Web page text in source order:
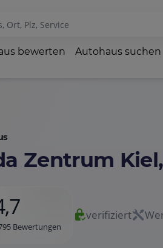
bewerten Autohaus suchen
Zentrum
Bewertungen
verifiziert